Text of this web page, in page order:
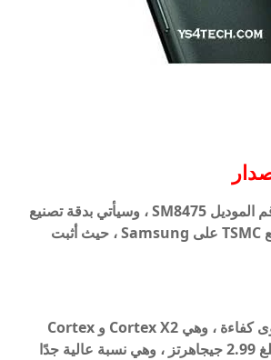
وتشير التسريبات إلى أن معالج Snapdragon 8 Gen 1 Plus يحمل رقم الموديل SM8475 ، وسيأتي بدقة تصنيع
تبلغ 4 نانومتر. يشير التقرير أيضًا إلى أن Qualcomm ستختار دقة تصنيع TSMC على Samsung ، حيث أثبت
كما يتميز بتصميم ثماني النواة ، مع نواة فائقة واحدة ، و 3 نوى أداء و 4 نوى كفاءة ، وهي Cortex X2 و Cortex
A710 و Cortex A510 على التوالي. كما سيتم تسجيله بسرعة مذهلة تبلغ 2.99 جيجاهرتز ، وهي نسبة عالية جدًا